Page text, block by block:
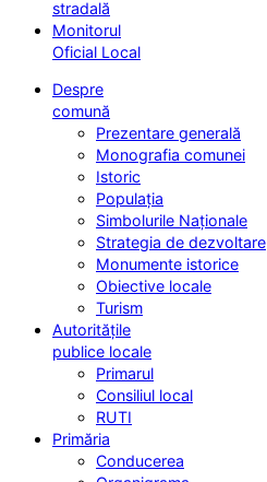
stradală
Monitorul
Oficial Local
Despre
comună
Prezentare generală
Monografia comunei
Istoric
Populația
Simbolurile Naționale
Strategia de dezvoltare
Monumente istorice
Obiective locale
Turism
Autoritățile
publice locale
Primarul
Consiliul local
RUTI
Primăria
Conducerea